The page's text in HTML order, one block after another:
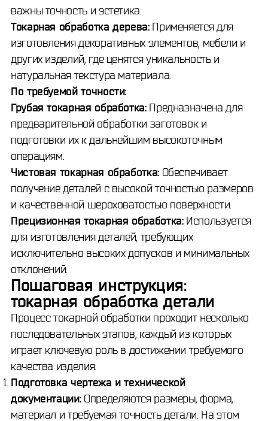
важны точность и эстетика.
Токарная обработка дерева:Применяется для
изготовления декоративных элементов, мебели и
других изделий, где ценятся уникальность и
натуральная текстура материала.
По требуемой точности:
Грубая токарная обработка:Предназначена для
предварительной обработки заготовок и
подготовки их к дальнейшим высокоточным
операциям.
Чистовая токарная обработка:Обеспечивает
получение деталей с высокой точностью размеров
и качественной шероховатостью поверхности.
Прецизионная токарная обработка:Используется
для изготовления деталей, требующих
исключительно высоких допусков и минимальных
отклонений.
Пошаговая инструкция:
токарная обработка детали
Процесс токарной обработки проходит несколько
последовательных этапов, каждый из которых
играет ключевую роль в достижении требуемого
качества изделия:
Подготовка чертежа и технической
документации:Определяются размеры, форма,
материал и требуемая точность детали. На этом